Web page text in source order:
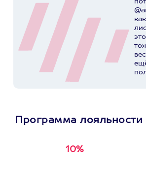
Программа лояльности
10%